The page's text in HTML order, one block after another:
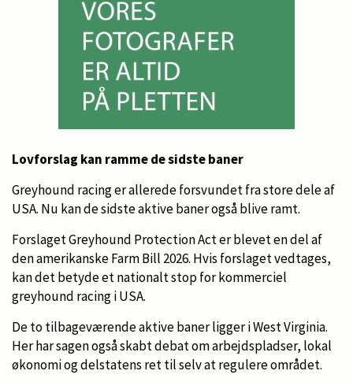
Lovforslag kan ramme de sidste baner
Greyhound racing er allerede forsvundet fra store dele af
USA. Nu kan de sidste aktive baner også blive ramt.
Forslaget Greyhound Protection Act er blevet en del af
den amerikanske Farm Bill 2026. Hvis forslaget vedtages,
kan det betyde et nationalt stop for kommerciel
greyhound racing i USA.
De to tilbageværende aktive baner ligger i West Virginia.
Her har sagen også skabt debat om arbejdspladser, lokal
økonomi og delstatens ret til selv at regulere området.